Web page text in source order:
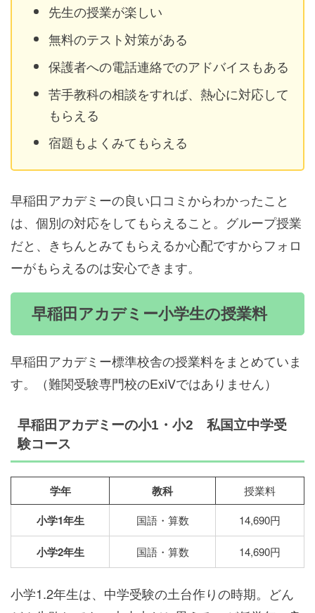
先生の授業が楽しい
無料のテスト対策がある
保護者への電話連絡でのアドバイスもある
苦手教科の相談をすれば、熱心に対応して
もらえる
宿題もよくみてもらえる
早稲田アカデミーの良い口コミからわかったこと
は、個別の対応をしてもらえること。グループ授業
だと、きちんとみてもらえるか心配ですからフォロ
ーがもらえるのは安心できます。
早稲田アカデミー小学生の授業料
早稲田アカデミー標準校舎の授業料をまとめていま
す。（難関受験専門校のExiVではありません）
早稲田アカデミーの小1・小2 私国立中学受
験コース
学年 教科 授業料
小学1年生 国語・算数 14,690円
小学2年生 国語・算数 14,690円
小学1.2年生は、中学受験の土台作りの時期。どん